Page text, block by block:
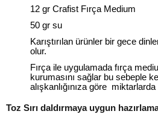
12 gr Crafist Fırça Medium
50 gr su
Karıştırılan ürünler bir gece
olur.
Fırça ile uygulamada fırça
kurumasını sağlar bu sebeple
alışkanlığınıza göre
Toz Sırı daldırmaya uygun